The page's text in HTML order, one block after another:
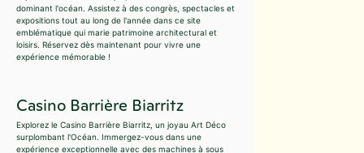
dominant l'océan. Assistez à des congrès, spectacles et
expositions tout au long de l'année dans ce site
emblématique qui marie patrimoine architectural et
loisirs. Réservez dès maintenant pour vivre une
expérience mémorable !
Casino Barrière Biarritz
Explorez le Casino Barrière Biarritz, un joyau Art Déco
surplombant l'Océan. Immergez-vous dans une
expérience exceptionnelle avec des machines à sous